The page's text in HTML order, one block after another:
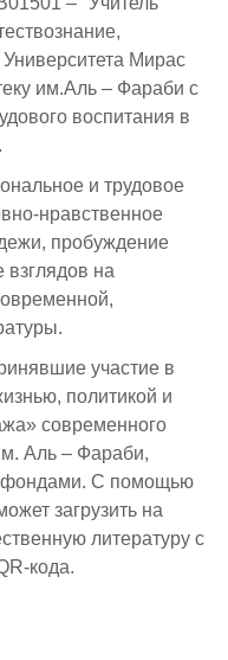
школы
технологий
Университета Мирас
им.Аль – Фараби с
воспитания в
и трудовое
нравственное
пробуждение
взглядов на
участие в
политикой и
современного
Аль – Фараби,
фондами. С помощью
загрузить на
литературу с
кода.